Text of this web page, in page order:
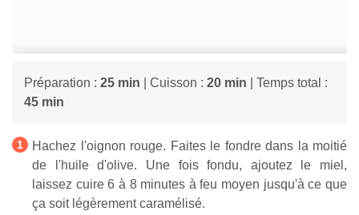
Préparation : 25 min | Cuisson : 20 min | Temps total :
45 min
Hachez l'oignon rouge. Faites le fondre dans la moitié
de l'huile d'olive. Une fois fondu, ajoutez le miel,
laissez cuire 6 à 8 minutes à feu moyen jusqu'à ce que
ça soit légèrement caramélisé.